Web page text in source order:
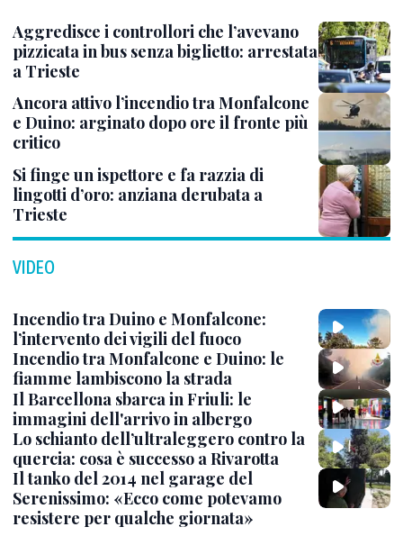
Aggredisce i controllori che l’avevano
pizzicata in bus senza biglietto: arrestata
a Trieste
Ancora attivo l’incendio tra Monfalcone
e Duino: arginato dopo ore il fronte più
critico
Si finge un ispettore e fa razzia di
lingotti d’oro: anziana derubata a
Trieste
VIDEO
Incendio tra Duino e Monfalcone:
l’intervento dei vigili del fuoco
Incendio tra Monfalcone e Duino: le
fiamme lambiscono la strada
Il Barcellona sbarca in Friuli: le
immagini dell'arrivo in albergo
Lo schianto dell’ultraleggero contro la
quercia: cosa è successo a Rivarotta
Il tanko del 2014 nel garage del
Serenissimo: «Ecco come potevamo
resistere per qualche giornata»